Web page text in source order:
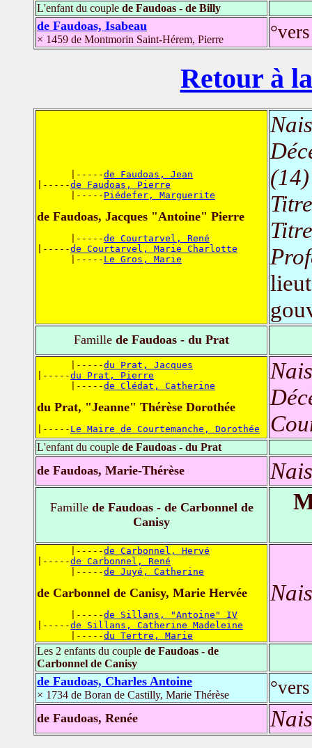
L'enfant du couple de Faudoas - de Billy
de Faudoas, Isabeau
× 1459 de Montmorin Saint-Hérem, Pierre
Retour à
      |-----
de Faudoas, Jean
|-----de Faudoas, Pierre
      |-----
Piédefer, Marguerite
de Faudoas, Jacques "Antoine" Pierre
      |-----
de Courtarvel, René
|-----de Courtarvel, Marie Charlotte
      |-----
Le Gros, Marie
(14)
Famille de Faudoas - du Prat
      |-----
du Prat, Jacques
|-----du Prat, Pierre
      |-----
de Clédat, Catherine
du Prat, "Jeanne" Thérèse Dorothée
|----- Le Maire de Courtemanche, Dorothée
L'enfant du couple de Faudoas - du Prat
de Faudoas, Marie-Thérèse
Famillede Faudoas - de Carbonnel de
Canisy
      |-----
de Carbonnel, Hervé
|-----de Carbonnel, René
      |-----
de Juyé, Catherine
de Carbonnel de Canisy, Marie Hervée
      |-----
de Sillans, "Antoine" IV
|-----de Sillans, Catherine Madeleine
      |-----
du Tertre, Marie
Les 2 enfants du couple de Faudoas - de
Carbonnel de Canisy
de Faudoas, Charles Antoine
× 1734 de Boran de Castilly, Marie Thérèse
de Faudoas, Renée